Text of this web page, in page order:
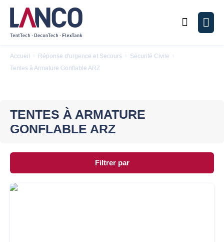
Chercher
Accueil Réponse d'urgence et Secours
Sécurité Civile
Tentes à Armature Gonflable ARZ
TENTES À ARMATURE
GONFLABLE ARZ
Filtrer par